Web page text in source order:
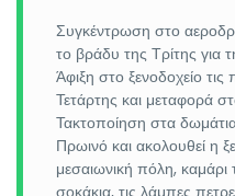
Συγκέντρωση στο
το βράδυ της Τρίτης για
Άφιξη στο ξενοδοχείο
Τετάρτης και μεταφορά
Τακτοποίηση στα
Πρωινό και ακολουθεί η
μεσαιωνική πόλη,
σοκάκια, τις λάμπες